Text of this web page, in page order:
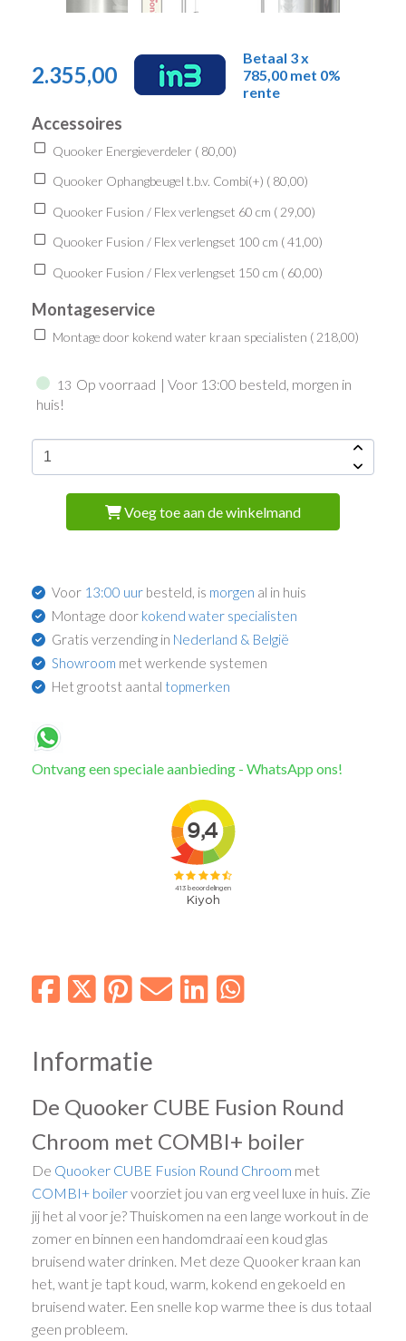
2.355,00
Betaal 3 x
785,00 met 0%
rente
Accessoires
Quooker Energieverdeler ( 80,00)
Quooker Ophangbeugel t.b.v. Combi(+) ( 80,00)
Quooker Fusion / Flex verlengset 60 cm ( 29,00)
Quooker Fusion / Flex verlengset 100 cm (41,00)
Quooker Fusion / Flex verlengset 150 cm ( 60,00)
Montageservice
Montage door kokend water kraan specialisten ( 218,00)
13 Op voorraad | Voor 13:00 besteld, morgen in
huis!
Voeg toe aan de winkelmand
Voor 13:00 uur besteld, is morgen al in huis
Montage door kokend water specialisten
Gratis verzending in Nederland & België
Showroom met werkende systemen
Het grootst aantal topmerken
Ontvang een speciale aanbieding - WhatsApp ons!
Informatie
De Quooker CUBE Fusion Round
Chroom met COMBI+ boiler
De Quooker CUBE Fusion Round Chroom met
COMBI+ boilervoorziet jou van erg veel luxe in huis. Zie
jij het al voor je? Thuiskomen na een lange workout in de
zomer en binnen een handomdraai een koud glas
bruisend water drinken. Met deze Quooker kraan kan
het, want je tapt koud, warm, kokend en gekoeld en
bruisend water. Een snelle kop warme thee is dus totaal
geen probleem.